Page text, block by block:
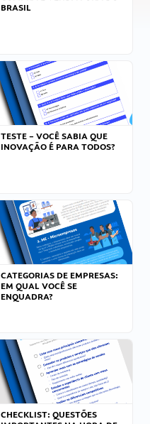
BRASIL
TESTE – VOCÊ SABIA QUE
INOVAÇÃO É PARA TODOS?
CATEGORIAS DE EMPRESAS:
EM QUAL VOCÊ SE
ENQUADRA?
CHECKLIST: QUESTÕES